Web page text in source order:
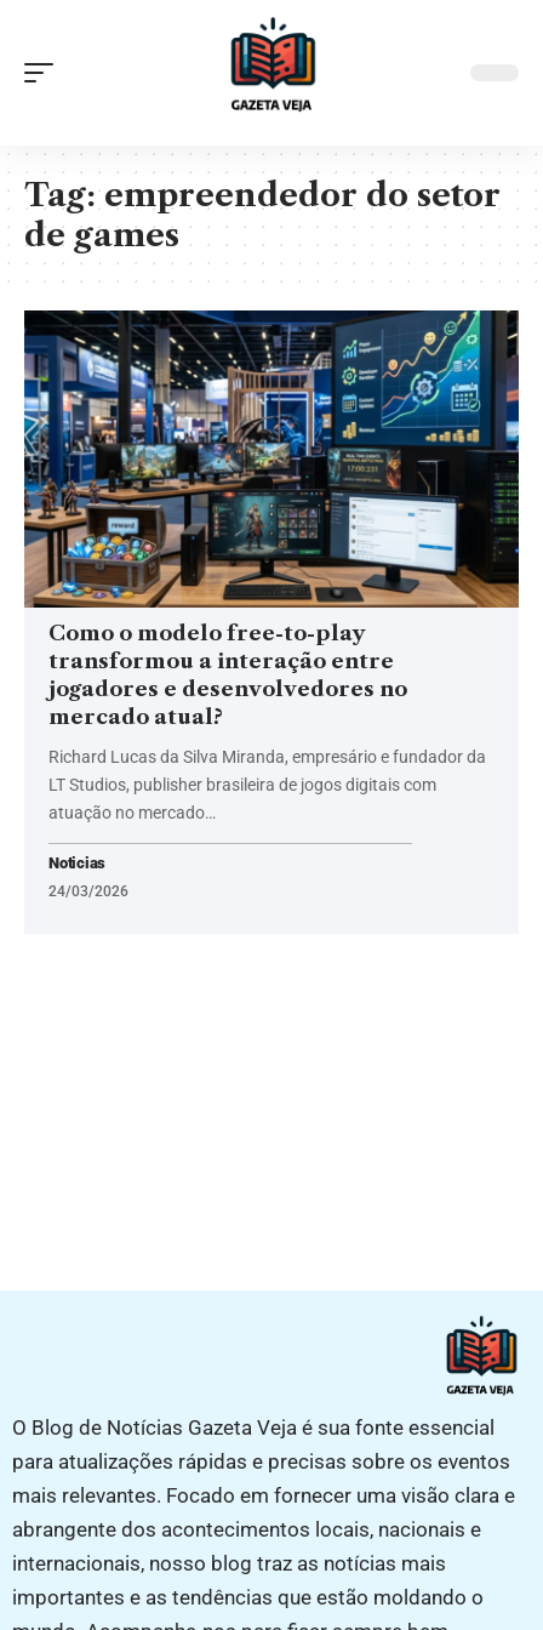
Tag:empreendedor do setor
de games
Como o modelo free-to-play
transformou a interação entre
jogadores e desenvolvedores no
mercado atual?
Richard Lucas da Silva Miranda, empresário e fundador da
LT Studios, publisher brasileira de jogos digitais com
atuação no mercado…
Noticias
24/03/2026
O Blog de Notícias Gazeta Veja é sua fonte essencial
para atualizações rápidas e precisas sobre os eventos
mais relevantes. Focado em fornecer uma visão clara e
abrangente dos acontecimentos locais, nacionais e
internacionais, nosso blog traz as notícias mais
importantes e as tendências que estão moldando o